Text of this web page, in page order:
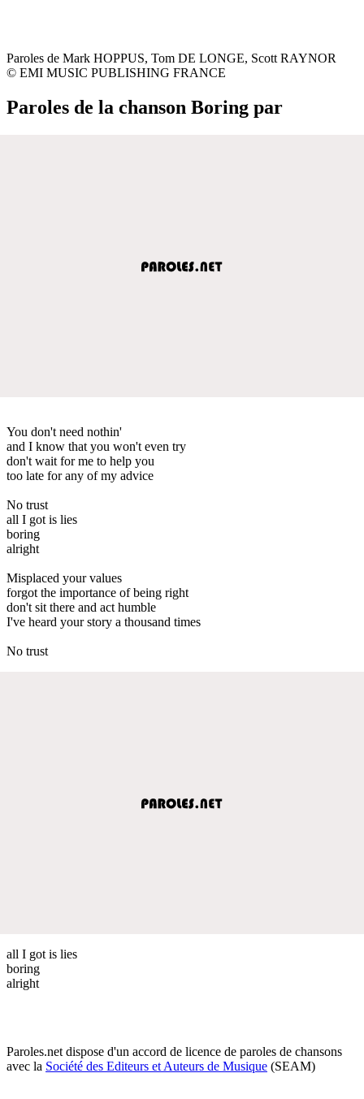
Paroles de Mark HOPPUS, Tom DE LONGE, Scott RAYNOR
© EMI MUSIC PUBLISHING FRANCE
Paroles de la chanson Boring par
You don't need nothin'
and I know that you won't even try
don't wait for me to help you
too late for any of my advice
No trust
all I got is lies
boring
alright
Misplaced your values
forgot the importance of being right
don't sit there and act humble
I've heard your story a thousand times
No trust
all I got is lies
boring
alright
Paroles.net dispose d'un accord de licence de paroles de chansons
avec la Société des Editeurs et Auteurs de Musique (SEAM)